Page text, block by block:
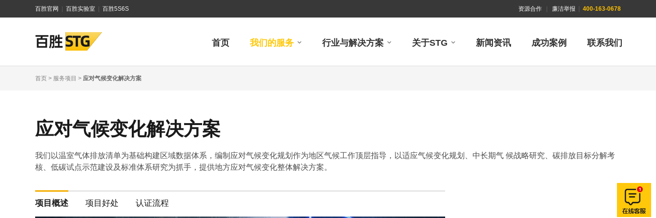
百胜官网 百胜实验室 百胜5S6S 资源合作 廉洁举报 400-163-0678
首页 我们的服务 行业与解决方案 关于STG 新闻资讯 成功案例 联系我们
首页 > 服务项目 > 应对气候变化解决方案
应对气候变化解决方案
我们以温室气体排放清单为基础构建区域数据体系，编制应对气候变化规划作为地区气候工作顶层指导，以适应气候变化规划、中长期气 候战略研究、碳排放目标分解考
核、低碳试点示范建设及标准体系研究为抓手，提供地方应对气候变化整体解决方案。
项目概述 项目好处 认证流程